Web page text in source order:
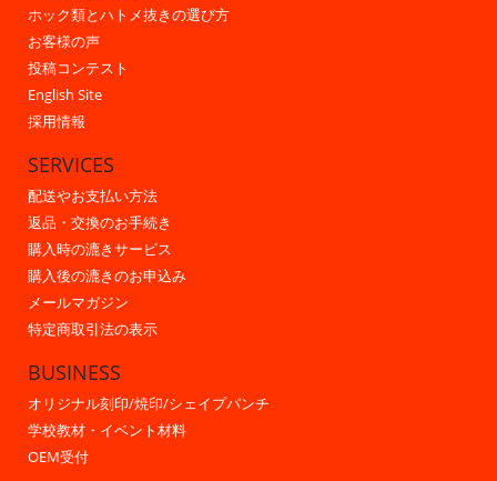
ホック類とハトメ抜きの選び方
お客様の声
投稿コンテスト
English Site
採用情報
SERVICES
配送やお支払い方法
返品・交換のお手続き
購入時の漉きサービス
購入後の漉きのお申込み
メールマガジン
特定商取引法の表示
BUSINESS
オリジナル刻印/焼印/シェイプパンチ
学校教材・イベント材料
OEM受付